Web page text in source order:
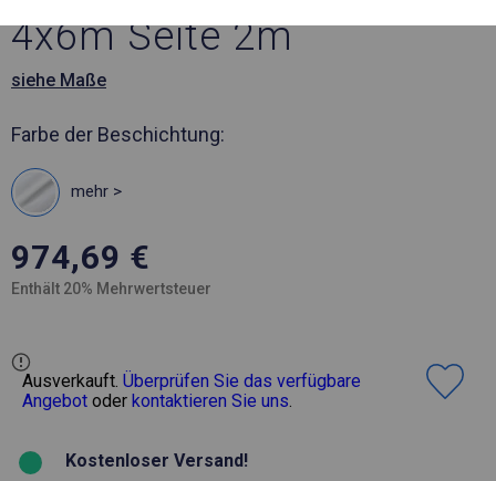
4x6m Seite 2m
siehe Maße
Farbe der Beschichtung:
mehr >
974,69 €
Enthält 20% Mehrwertsteuer
Ausverkauft. Überprüfen Sie das verfügbare
Angebot oder kontaktieren Sie uns.
Kostenloser Versand!